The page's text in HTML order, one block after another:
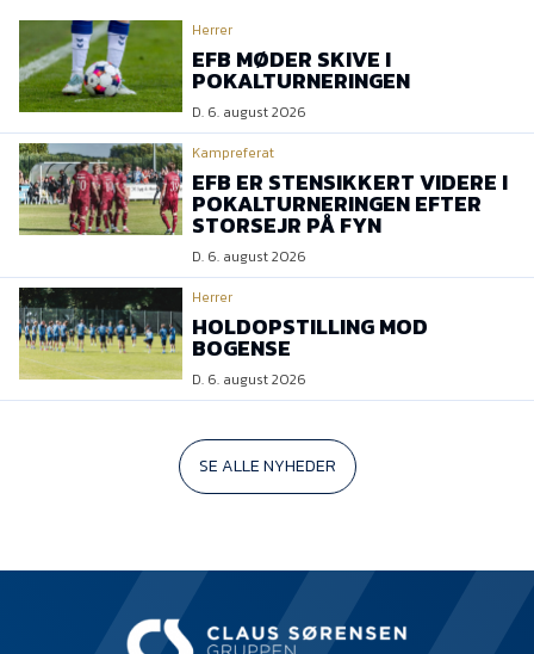
Herrer
EFB MØDER SKIVE I
POKALTURNERINGEN
D. 6. august 2026
Kampreferat
EFB ER STENSIKKERT VIDERE I
POKALTURNERINGEN EFTER
STORSEJR PÅ FYN
D. 6. august 2026
Herrer
HOLDOPSTILLING MOD
BOGENSE
D. 6. august 2026
SE ALLE NYHEDER